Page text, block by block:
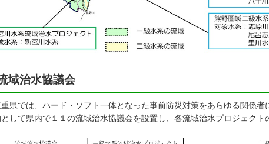
域治水協議会
では、ハード・ソフト一体となった事前防災対策をあらゆる関係者
して県内で１１の流域治水協議会を設置し、各流域治水プロジェクト